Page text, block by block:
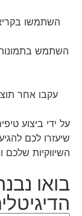
השתמשו
השתמש בתמונות
עקבו אחר
על ידי ביצוע
שיעזרו לכם
השיווקיות
בואו